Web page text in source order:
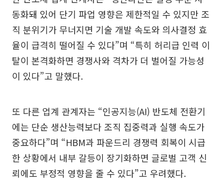
동화돼 있어 단기 파업 영향은 제한적일 수 있지만 조
직 분위기가 무너지면 기술 개발 속도와 의사결정 효
율이 급격히 떨어질 수 있다”며 “특히 허리급 인력 이
탈이 본격화하면 경쟁사와 격차가 더 벌어질 가능성
이 있다”고 말했다.
또 다른 업계 관계자는 “인공지능(AI) 반도체 전환기
에는 단순 생산능력보다 조직 집중력과 실행 속도가
중요하다”며 “HBM과 파운드리 경쟁력 회복이 시급
한 상황에서 내부 갈등이 장기화하면 글로벌 고객 신
뢰에도 부정적 영향을 줄 수 있다”고 우려했다.